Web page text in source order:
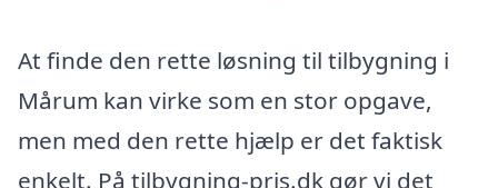
At finde den rette løsning til tilbygning i
Mårum kan virke som en stor opgave,
men med den rette hjælp er det faktisk
enkelt. På tilbygning-pris.dk gør vi det